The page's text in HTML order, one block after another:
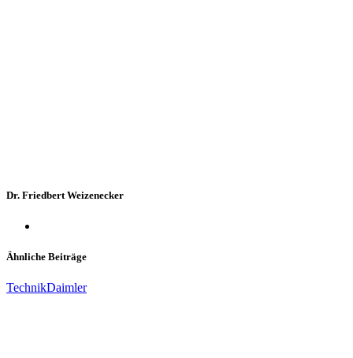
Dr. Friedbert Weizenecker
Ähnliche Beiträge
TechnikDaimler